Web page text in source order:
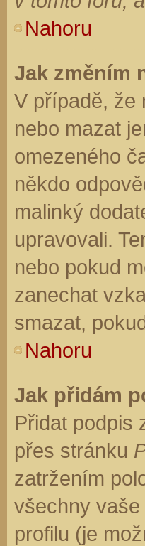
Nahoru
Jak změním
V případě, že
nebo mazat
omezeného
někdo
malinký
upravovali.
nebo pokud
zanechat
smazat,
Nahoru
Jak přidám
Přidat podpis
přes stránku
zatržením
všechny
profilu (je